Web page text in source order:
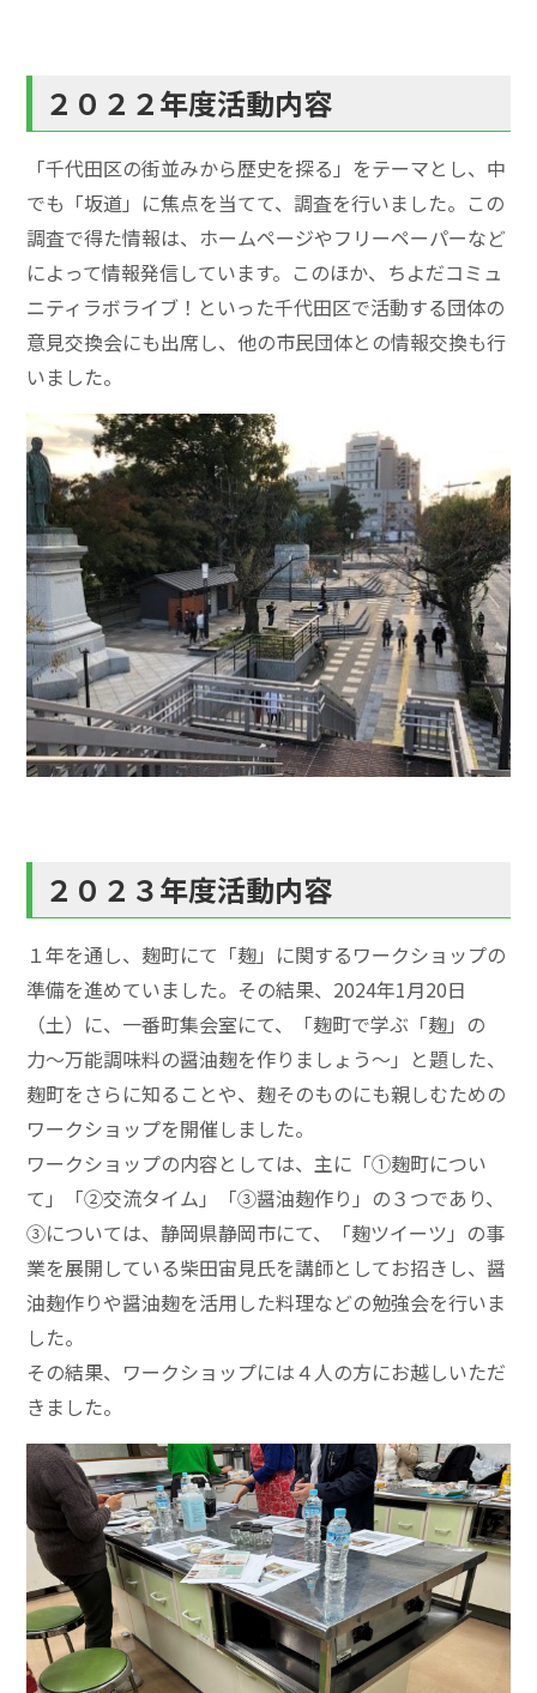
２０２２年度活動内容
「千代田区の街並みから歴史を探る」をテーマとし、中
でも「坂道」に焦点を当てて、調査を行いました。この
調査で得た情報は、ホームページやフリーペーパーなど
によって情報発信しています。このほか、ちよだコミュ
ニティラボライブ！といった千代田区で活動する団体の
意見交換会にも出席し、他の市民団体との情報交換も行
いました。
２０２３年度活動内容
１年を通し、麹町にて「麹」に関するワークショップの
準備を進めていました。その結果、2024年1月20日
（土）に、一番町集会室にて、「麹町で学ぶ「麹」の
力〜万能調味料の醤油麹を作りましょう〜」と題した、
麹町をさらに知ることや、麹そのものにも親しむための
ワークショップを開催しました。
ワークショップの内容としては、主に「①麹町につい
て」「②交流タイム」「③醤油麹作り」の３つであり、
③については、静岡県静岡市にて、「麹ツイーツ」の事
業を展開している柴田宙見氏を講師としてお招きし、醤
油麹作りや醤油麹を活用した料理などの勉強会を行いま
した。
その結果、ワークショップには４人の方にお越しいただ
きました。